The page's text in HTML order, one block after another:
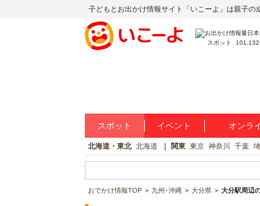
子どもとお出かけ情報サイト「いこーよ」は親子の
スポット 101,132
スポット イベント オンラ
北海道・東北 北海道 関東 東京 神奈川 千葉
おでかけ情報TOP 九州･沖縄 大分県 大分駅周辺